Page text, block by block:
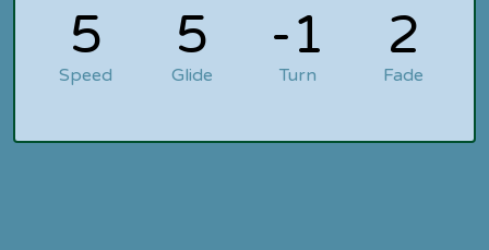
5 5 -1 2
Speed Glide Turn Fade